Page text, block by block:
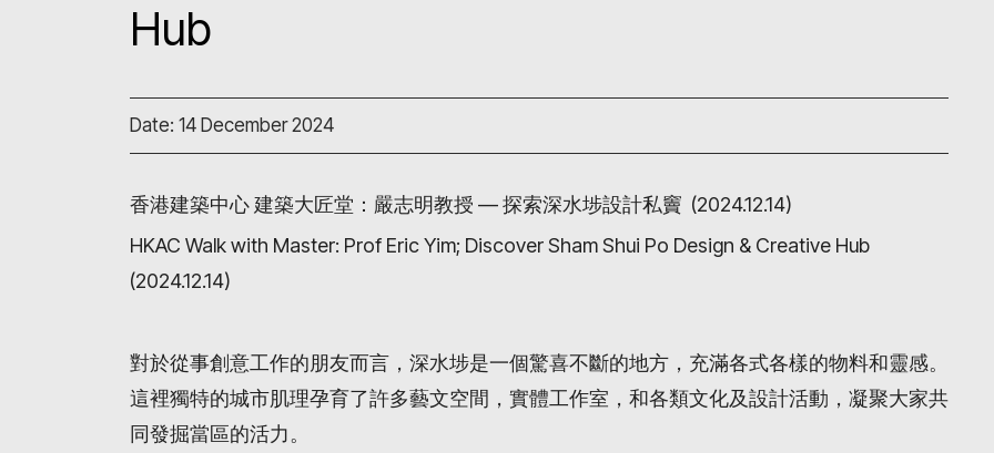
Hub
Date: 14 December 2024
香港建築中心建築大匠堂：嚴志明教授 —探索深水埗設計私竇 (2024.12.14)
HKAC Walk with Master: Prof Eric Yim; Discover Sham Shui Po Design & Creative Hub
(2024.12.14)
對於從事創意工作的朋友而言，深水埗是一個驚喜不斷的地方，充滿各式各樣的物料和靈感。
這裡獨特的城市肌理孕育了許多藝文空間，實體工作室，和各類文化及設計活動，凝聚大家共
同發掘當區的活力。